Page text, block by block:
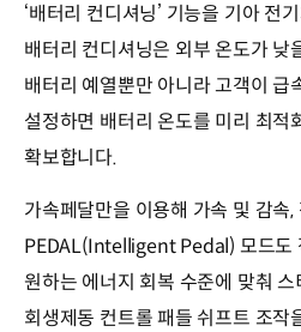
‘배터리 컨디셔닝’ 기능을 기아 전
배터리 컨디셔닝은 외부 온도가 낮
배터리 예열뿐만 아니라 고객이 급
설정하면 배터리 온도를 미리 최적
확보합니다.
가속페달만을 이용해 가속 및 감속
PEDAL(Intelligent Pedal) 모드도
원하는 에너지 회복 수준에 맞춰
회생제동 컨트롤 패들 쉬프트 조작